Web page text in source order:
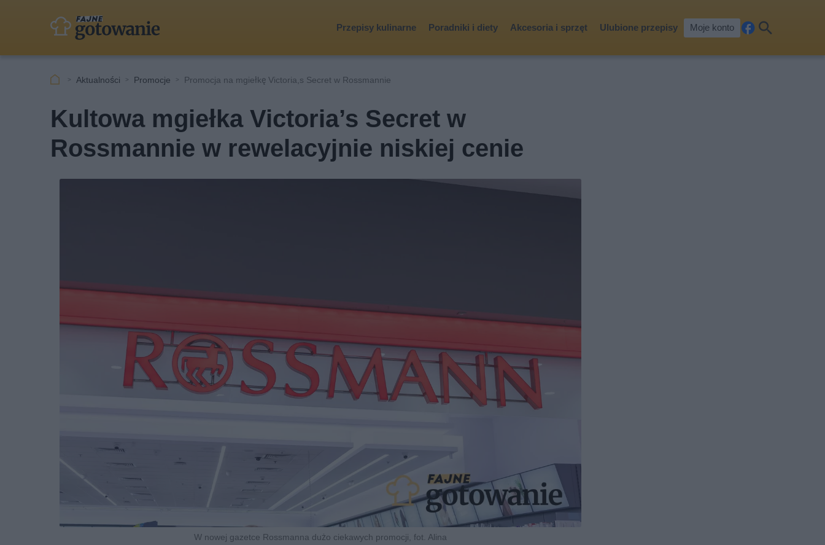
Przepisy kulinarne Poradniki i diety Akcesoria i sprzęt Ulubione przepisy Moje konto
cebkaj
Aktualności Promocje Promocja na mgiełkę Victoria,s Secret w Rossmannie
Kultowa mgiełka Victoria’s Secret w
Rossmannie w rewelacyjnie niskiej cenie
W nowej gazetce Rossmanna dużo ciekawych promocji, fot. Alina